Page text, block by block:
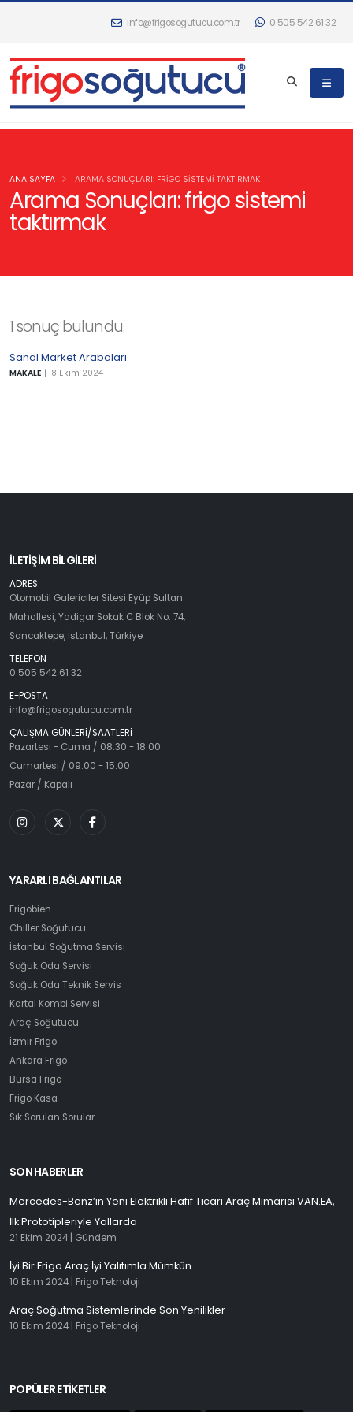
info@frigosogutucu.com.tr 0 505 542 61 32
Arama Sonuçları: frigo sistemi
taktırmak
ANA SAYFA ARAMA SONUÇLARI: FRIGO SISTEMI TAKTIRMAK
1 sonuç bulundu.
Sanal Market Arabaları
MAKALE | 18 Ekim 2024
İLETİŞİM BİLGİLERİ
ADRES
Otomobil Galericiler Sitesi Eyüp Sultan
Mahallesi, Yadigar Sokak C Blok No: 74,
Sancaktepe, İstanbul, Türkiye
TELEFON
0 505 542 61 32
E-POSTA
info@frigosogutucu.com.tr
ÇALIŞMA GÜNLERİ/SAATLERİ
Pazartesi - Cuma / 08:30 - 18:00
Cumartesi / 09:00 - 15:00
Pazar / Kapalı
YARARLI BAĞLANTILAR
Frigobien
Chiller Soğutucu
İstanbul Soğutma Servisi
Soğuk Oda Servisi
Soğuk Oda Teknik Servis
Kartal Kombi Servisi
Araç Soğutucu
İzmir Frigo
Ankara Frigo
Bursa Frigo
Frigo Kasa
Sık Sorulan Sorular
SON HABERLER
Mercedes-Benz’in Yeni Elektrikli Hafif Ticari Araç Mimarisi VAN.EA,
İlk Prototipleriyle Yollarda
21 Ekim 2024 | Gündem
İyi Bir Frigo Araç İyi Yalıtımla Mümkün
10 Ekim 2024 | Frigo Teknoloji
Araç Soğutma Sistemlerinde Son Yenilikler
10 Ekim 2024 | Frigo Teknoloji
POPÜLER ETİKETLER